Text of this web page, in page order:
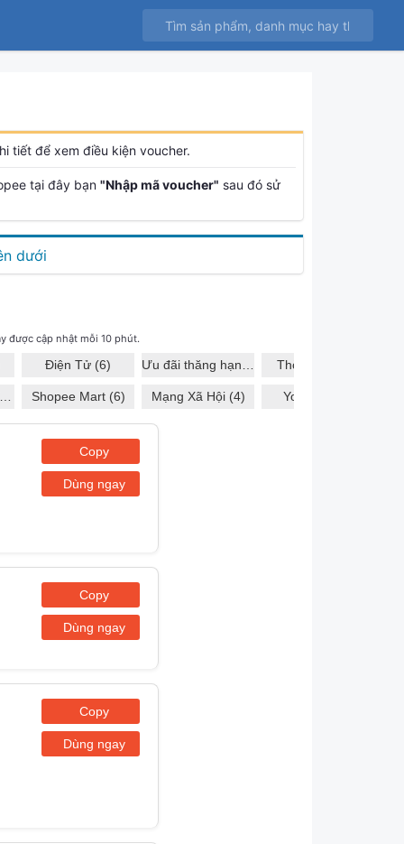
tiết để xem điều kiện voucher.
tại đây bạn "Nhập mã voucher" sau đó sử
dưới
được cập nhật mỗi 10 phút.
Điện Tử (6)
Shopee Mart (6) Mạng Xã Hội (4)
Thời Trang (3)
YouTube (3)
Copy
Dùng ngay
Copy
Dùng ngay
Copy
Dùng ngay